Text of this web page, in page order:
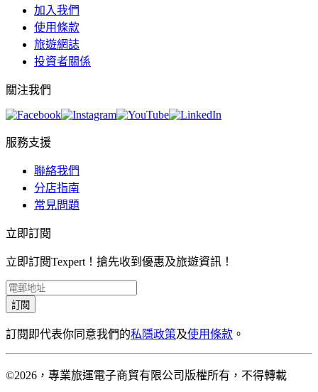
加入我們
使用條款
旅遊網誌
投資者關係
關注我們
服務支援
聯絡我們
分店指南
常見問題
立即訂閱
立即訂閱Texpert！搶先收到優惠及旅遊資訊！
訂閱
訂閱即代表你同意我們的私隱政策及使用條款 。
©2026，專業旅運電子商貿有限公司版權所有，不得轉載